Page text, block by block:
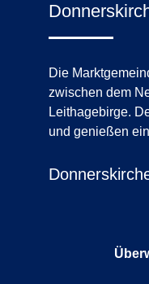
Die
zwischen dem
Leithagebirge.
und genießen